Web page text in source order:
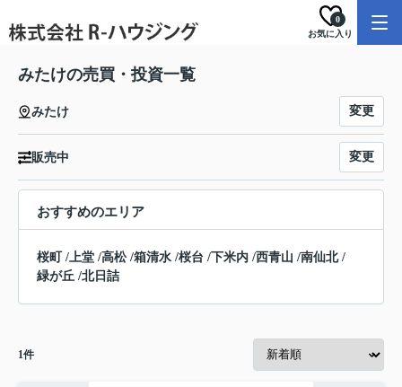
お気に入り
0
みたけの売買・投資一覧
みたけ 変更
販売中 変更
おすすめのエリア
桜町 /上堂 /高松/箱清水 /桜台 /下米内 /西青山 /南仙北/
緑が丘 /北日詰
1件